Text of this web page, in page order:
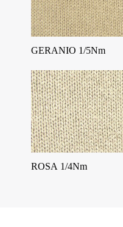
GERANIO 1/5Nm
ROSA 1/4Nm